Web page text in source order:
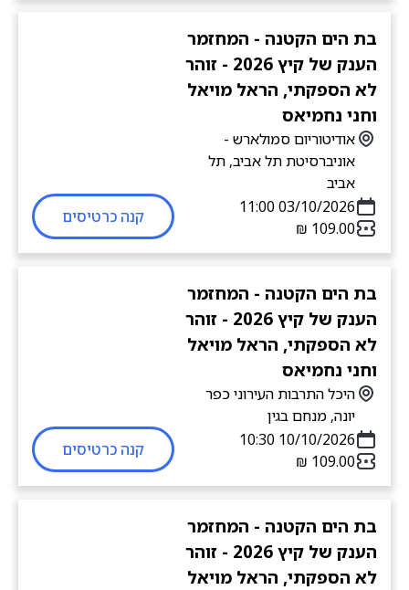
בת הים הקטנה - המחזמר
הענק של קיץ 2026 - זוהר
לא הספקתי, הראל מויאל
וחני נחמיאס
אודיטוריום סמולארש -
אוניברסיטת תל אביב, תל
אביב
03/10/2026 11:00
קנה כרטיסים
בת הים הקטנה - המחזמר
הענק של קיץ 2026 - זוהר
לא הספקתי, הראל מויאל
וחני נחמיאס
היכל התרבות העירוני כפר
יונה, מנחם בגין
10/10/2026 10:30
קנה כרטיסים
בת הים הקטנה - המחזמר
הענק של קיץ 2026 - זוהר
לא הספקתי, הראל מויאל